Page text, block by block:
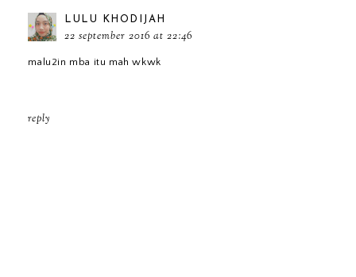
LULU KHODIJAH
22 september 2016 at 22:46
malu2in mba itu mah wkwk
reply